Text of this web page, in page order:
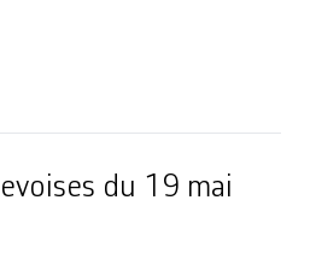
du 19 mai